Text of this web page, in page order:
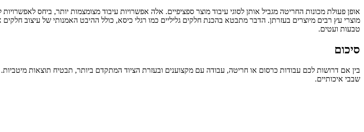
אופן פעולת מכונות החריטה מגביל אותן לסוגי עיבוד מוצר ספציפיים. אלה אפשרויות עיבוד מצומצמות יותר, ביחס
מוצרי עץ רבים מיוצרים בעזרתן. הדבר מתבטא בהכנת חלקים גליליים כמו רגלי כיסא, כולל ההיבט האמנותי של עיצוב
טבעות ועטים.
סיכום
בין אם דרושות לכם עבודות כרסום או חריטה, עבודה עם מקצוענים ובעזרת הציוד המתקדם ביותר, תבטיח תוצאות
שבבי איכותיים.